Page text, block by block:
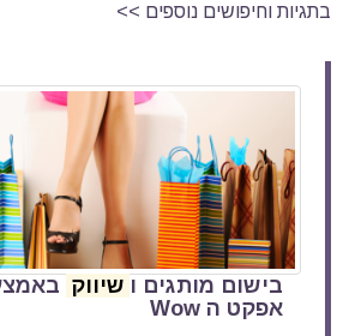
בתגיות וחיפושים נוספים >>
בישום מותגים ו שיווק
אפקט ה Wow